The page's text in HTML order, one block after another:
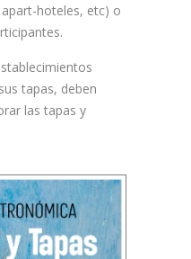
hoteles, etc) o
tapas, deben
las tapas y